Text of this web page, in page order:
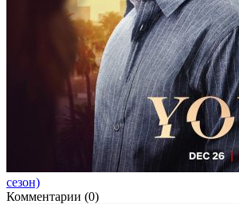
сезон)
Комментарии (0)